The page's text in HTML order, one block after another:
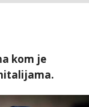
kom je